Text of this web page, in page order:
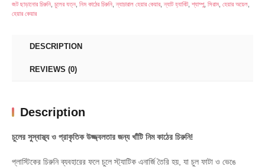
জট ছাড়ানোর চিরুনি চুলের যত্ন নিম কাঠের চিরুনি ,ন্যাচারাল হেয়ার কেয়ার,ন্যাট হ্যাবিট, শ্যাম্পু, সিরাম হেয়ার অয়েল
হেয়ার কেয়ার
DESCRIPTION
REVIEWS (0)
Description
চুলের সুস্বাস্থ্য ও প্রাকৃতিক উজ্জ্বলতার জন্য খাঁটি নিম কাঠের চিরুনি!
প্লাস্টিকের চিরুনি ব্যবহারের ফলে চুলে স্ট্যাটিক এনার্জি তৈরি হয়, যা চুল ফাটা ও ভেঙে